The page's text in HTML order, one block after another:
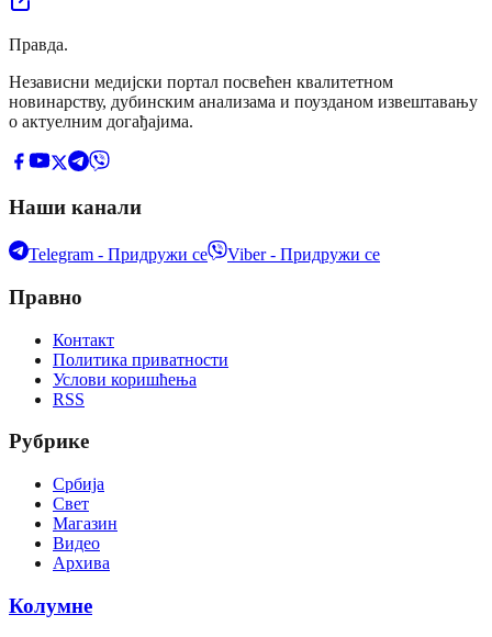
Правда.
Независни медијски портал посвећен квалитетном
новинарству, дубинским анализама и поузданом извештавању
о актуелним догађајима.
Наши канали
Telegram - Придружи се Viber - Придружи се
Правно
Контакт
Политика приватности
Услови коришћења
RSS
Рубрике
Србија
Свет
Магазин
Видео
Архива
Колумне